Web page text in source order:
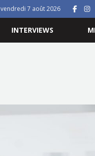
vendredi 7 août 2026
INTERVIEWS